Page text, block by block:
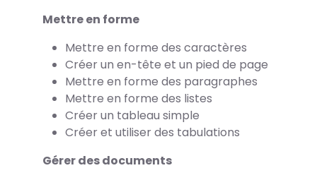
Mettre en forme
Mettre en forme des caractères
Créer un en-tête et un pied de page
Mettre en forme des paragraphes
Mettre en forme des listes
Créer un tableau simple
Créer et utiliser des tabulations
Gérer des documents